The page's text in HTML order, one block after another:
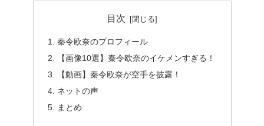
目次
秦令欧奈のプロフィール
【画像10選】秦令欧奈のイケメンすぎる！
【動画】秦令欧奈が空手を披露！
ネットの声
まとめ